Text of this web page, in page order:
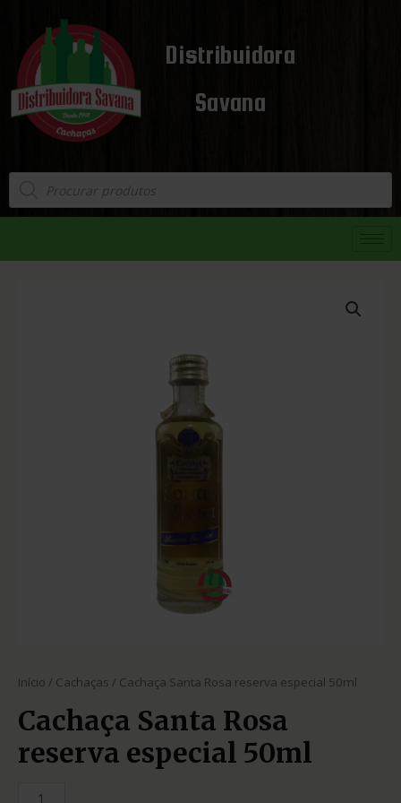
Distribuidora
Savana
Início / Cachaças / Cachaça Santa Rosa reserva especial 50ml
Cachaça Santa Rosa
reserva especial 50ml